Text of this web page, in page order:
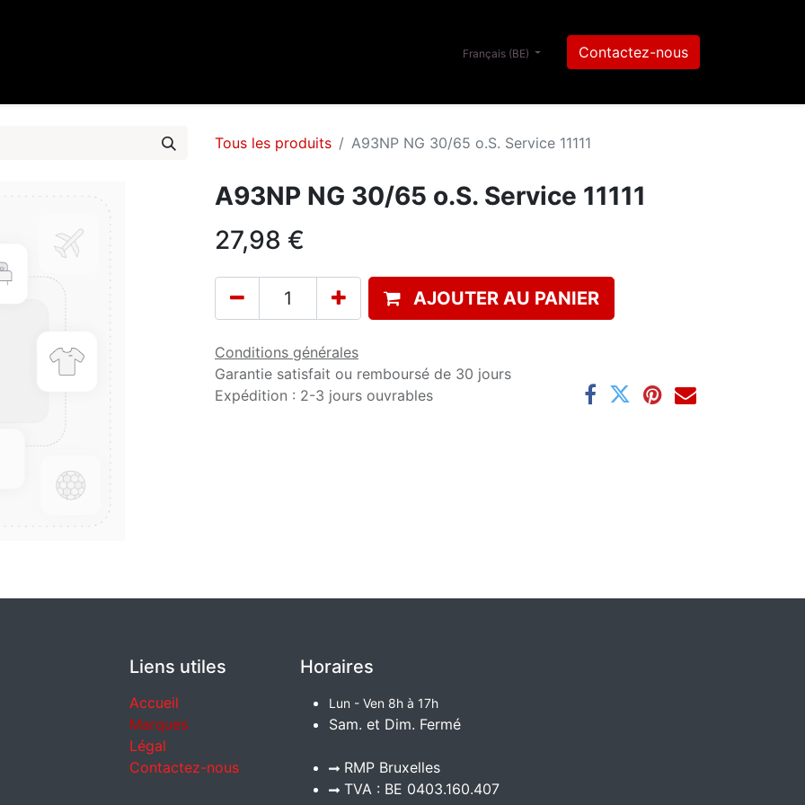
Français (BE) Contactez-nous
Tous les produits A93NP NG 30/65 o.S. Service 11111
A93NP NG 30/65 o.S. Service 11111
27,98 €
AJOUTER AU PANIER
Conditions générales
Garantie satisfait ou remboursé de 30 jours
Expédition : 2-3 jours ouvrables
Liens utiles
Accueil
Marques
Légal
Contactez-nous
Horaires
Lun - Ven 8h à 17h
Sam. et Dim. Fermé
RMP Bruxelles
TVA : BE 0403.160.407